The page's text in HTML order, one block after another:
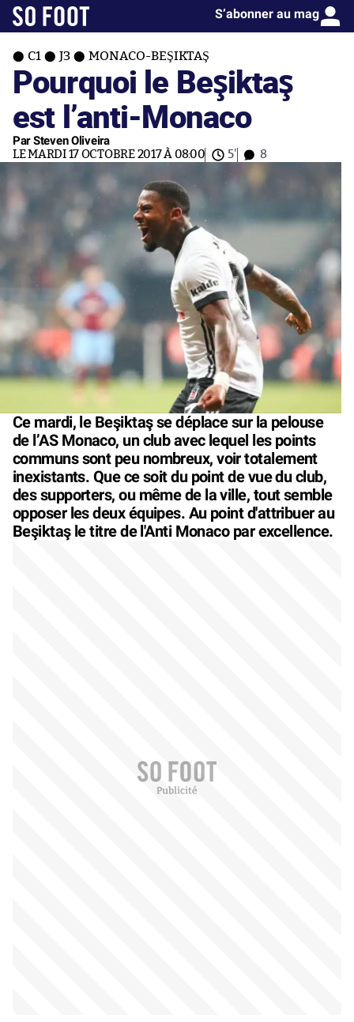
S’abonner au mag
C1 J3 MONACO-BEŞIKTAŞ
Pourquoi le Beşiktaş
est l’anti-Monaco
Par Steven Oliveira
LE MARDI 17 OCTOBRE 2017 À 08:00 5' 8
Ce mardi, le Beşiktaş se déplace sur la pelouse
de l’AS Monaco, un club avec lequel les points
communs sont peu nombreux, voir totalement
inexistants. Que ce soit du point de vue du club,
des supporters, ou même de la ville, tout semble
opposer les deux équipes. Au point d'attribuer au
Beşiktaş le titre de l'Anti Monaco par excellence.